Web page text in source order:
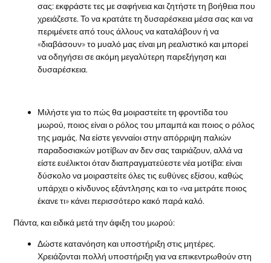
σας: εκφράστε τες με σαφήνεια και ζητήστε τη βοήθεια που
χρειάζεστε. Το να κρατάτε τη δυσαρέσκεια μέσα σας και να
περιμένετε από τους άλλους να καταλάβουν ή να
«διαβάσουν» το μυαλό μας είναι μη ρεαλιστικό και μπορεί
να οδηγήσει σε ακόμη μεγαλύτερη παρεξήγηση και
δυσαρέσκεια.
Μιλήστε για το πώς θα μοιραστείτε τη φροντίδα του
μωρού, ποιος είναι ο ρόλος του μπαμπά και ποιος ο ρόλος
της μαμάς. Να είστε γενναίοι στην απόρριψη παλιών
παραδοσιακών μοτίβων αν δεν σας ταιριάζουν, αλλά να
είστε ευέλικτοι όταν διαπραγματεύεστε νέα μοτίβα: είναι
δύσκολο να μοιραστείτε όλες τις ευθύνες εξίσου, καθώς
υπάρχει ο κίνδυνος εξάντλησης και το «να μετράτε ποιος
έκανε τι» κάνει περισσότερο κακό παρά καλό.
Πάντα, και ειδικά μετά την άφιξη του μωρού:
Δώστε κατανόηση και υποστήριξη στις μητέρες.
Χρειάζονται πολλή υποστήριξη για να επικεντρωθούν στη